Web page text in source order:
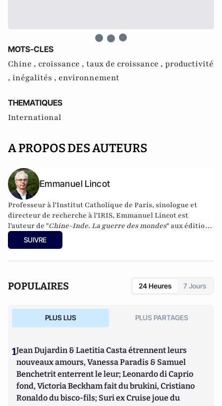
MOTS-CLES
Chine , croissance , taux de croissance , productivité
, inégalités , environnement
THEMATIQUES
International
A PROPOS DES AUTEURS
Emmanuel Lincot
Professeur à l'Institut Catholique de Paris, sinologue et
directeur de recherche à l'IRIS, Emmanuel Lincot est
l'auteur de "Chine-Inde. La guerre des mondes" aux éditions
Le Cerf (à paraître le 27 février).
SUIVRE
POPULAIRES 24 Heures 7 Jours
PLUS LUS PLUS PARTAGES
1Jean Dujardin & Laetitia Casta étrennent leurs
nouveaux amours, Vanessa Paradis & Samuel
Benchetrit enterrent le leur; Leonardo di Caprio
fond, Victoria Beckham fait du brukini, Cristiano
Ronaldo du bisco-fils; Suri ex Cruise joue du